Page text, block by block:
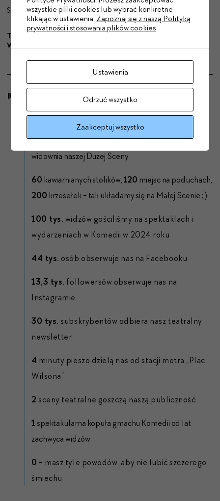
Sprawdź naszrepertuar!
Teatr Komedia jest instytucją kultury miasta stołecznego
Warszawy.
Komedia w liczbach - tyle, tylko, aż!
483miejsca i17uśmiechniętych rzędów liczy
widownia naszej Dużej Sceny
60 kawiarnianych stolików,120 miejsc na poduchach,
200 krzesełek - tak układamy się na Małej Scenie ; )
100 tys. widzów gościliśmy na spektaklach i
wydarzeniach w Komedii w 2024 roku
44 tys. osób obserwuje nas na Facebooku
13,3 tys. followersów obserwuje nas na
Instagramie
30 tys. subskrybentów odbiera nasz teatralny
newsletter
4 minuty pieszo dzielą nas od stacji metra „Plac
Wilsona”
2 sceny teatralne goszczą naszą publiczność
1spektakularna kopuła gmachu Komedii od lat
zachwyca widzów
0 - masz tyle powodów, aby nie lubić szczerego
śmiechu
wszystkie pliki cookies lub wybrać konkretne
klikając w ustawienia. Zapoznaj się z naszą Polityką
prywatności i stosowania plików cookies
Ustawienia
Odrzuć wszystko
Zaakceptuj wszystko